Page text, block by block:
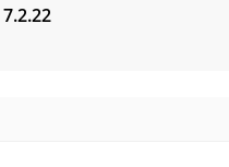
7.2.22